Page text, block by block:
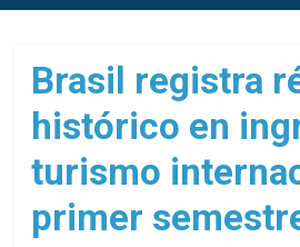
la
de
cruceros
un
solo
Brasil registra
histórico en
turismo
primer